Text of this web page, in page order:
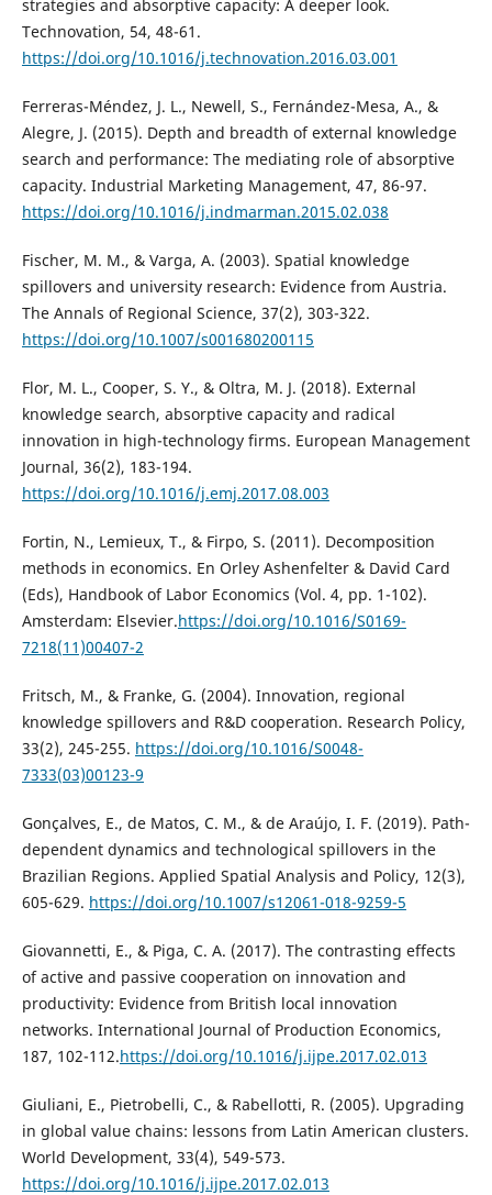
strategies and absorptive capacity: A deeper look.
Technovation, 54, 48-61.
https://doi.org/10.1016/j.technovation.2016.03.001
Ferreras-Méndez, J. L., Newell, S., Fernández-Mesa, A., &
Alegre, J. (2015). Depth and breadth of external knowledge
search and performance: The mediating role of absorptive
capacity. Industrial Marketing Management, 47, 86-97.
https://doi.org/10.1016/j.indmarman.2015.02.038
Fischer, M. M., & Varga, A. (2003). Spatial knowledge
spillovers and university research: Evidence from Austria.
The Annals of Regional Science, 37(2), 303-322.
https://doi.org/10.1007/s001680200115
Flor, M. L., Cooper, S. Y., & Oltra, M. J. (2018). External
knowledge search, absorptive capacity and radical
innovation in high-technology firms. European Management
Journal, 36(2), 183-194.
https://doi.org/10.1016/j.emj.2017.08.003
Fortin, N., Lemieux, T., & Firpo, S. (2011). Decomposition
methods in economics. En Orley Ashenfelter & David Card
(Eds), Handbook of Labor Economics (Vol. 4, pp. 1-102).
Amsterdam: Elsevier.https://doi.org/10.1016/S0169-
7218(11)00407-2
Fritsch, M., & Franke, G. (2004). Innovation, regional
knowledge spillovers and R&D cooperation. Research Policy,
33(2), 245-255. https://doi.org/10.1016/S0048-
7333(03)00123-9
Gonçalves, E., de Matos, C. M., & de Araújo, I. F. (2019). Path-
dependent dynamics and technological spillovers in the
Brazilian Regions. Applied Spatial Analysis and Policy, 12(3),
605-629. https://doi.org/10.1007/s12061-018-9259-5
Giovannetti, E., & Piga, C. A. (2017). The contrasting effects
of active and passive cooperation on innovation and
productivity: Evidence from British local innovation
networks. International Journal of Production Economics,
187, 102-112.https://doi.org/10.1016/j.ijpe.2017.02.013
Giuliani, E., Pietrobelli, C., & Rabellotti, R. (2005). Upgrading
in global value chains: lessons from Latin American clusters.
World Development, 33(4), 549-573.
https://doi.org/10.1016/j.ijpe.2017.02.013